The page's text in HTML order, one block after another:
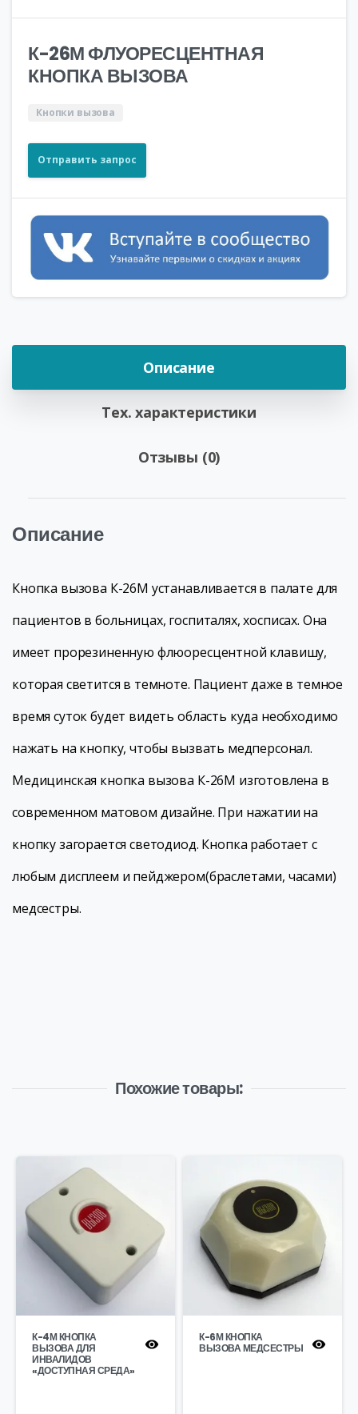
К-26М ФЛУОРЕСЦЕНТНАЯ
КНОПКА ВЫЗОВА
Кнопки вызова
Отправить запрос
Описание
Тех. характеристики
Отзывы (0)
Описание
Кнопка вызова К-26М устанавливается в палате для
пациентов в больницах, госпиталях, хосписах. Она
имеет прорезиненную флюоресцентной клавишу,
которая светится в темноте. Пациент даже в темное
время суток будет видеть область куда необходимо
нажать на кнопку, чтобы вызвать медперсонал.
Медицинская кнопка вызова К-26М изготовлена в
современном матовом дизайне. При нажатии на
кнопку загорается светодиод. Кнопка работает с
любым дисплеем и пейджером(браслетами, часами)
медсестры.
Похожие товары:
К-4М КНОПКА
ВЫЗОВА ДЛЯ
ИНВАЛИДОВ
«ДОСТУПНАЯ СРЕДА»
К-6М КНОПКА
ВЫЗОВА МЕДСЕСТРЫ